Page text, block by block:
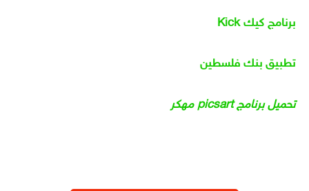
برنامج كيك Kick
تطبيق بنك فلسطين
تحميل برنامج picsart مهكر